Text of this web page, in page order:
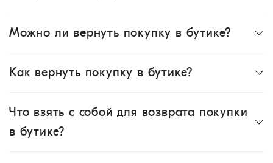
Можно ли вернуть покупку в бутике?
Как вернуть покупку в бутике?
Что взять с собой для возврата покупки
в бутике?